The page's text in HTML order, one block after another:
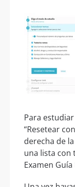
Para
“Resetear
derecha de
una lista con
Examen